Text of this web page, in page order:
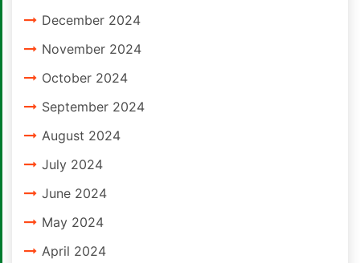
December 2024
November 2024
October 2024
September 2024
August 2024
July 2024
June 2024
May 2024
April 2024